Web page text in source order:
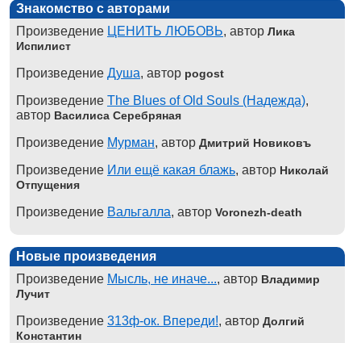
Знакомство с авторами
Произведение ЦЕНИТЬ ЛЮБОВЬ, автор Лика
Испилист
Произведение Душа, автор pogost
Произведение The Blues of Old Souls (Надежда),
автор Василиса Серебряная
Произведение Мурман, автор Дмитрий Новиковъ
Произведение Или ещё какая блажь, автор Николай
Отпущения
Произведение Вальгалла, автор Voronezh-death
Новые произведения
Произведение Мысль, не иначе..., автор Владимир
Лучит
Произведение 313ф-ок. Впереди!, автор Долгий
Константин